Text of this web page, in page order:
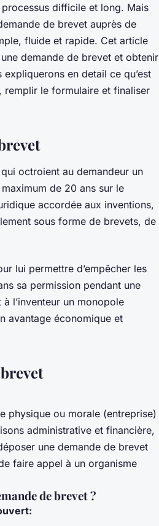
difficile et long. Mais
de brevet auprès de
fluide et rapide. Cet article
demande de brevet et obtenir
en detail ce qu’est
remplir le formulaire et finaliser
octroient au demandeur un
de 20 ans sur le
accordée aux inventions,
sous forme de brevets, de
lui permettre d’empêcher les
sa permission pendant une
l’inventeur un monopole
avantage économique et
physique ou morale (entreprise)
administrative et financière,
une demande de brevet
faire appel à un organisme
de brevet ?